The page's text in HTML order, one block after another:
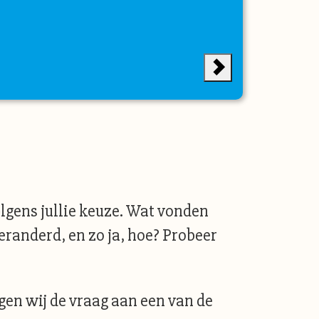
jullie keuze. Wat vonden
en zo ja, hoe? Probeer
wij de vraag aan een van de